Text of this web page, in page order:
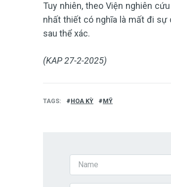
Tuy nhiên, theo Viện nghiên
nhất thiết có nghĩa là mất đi sự
sau thể xác.
(KAP 27-2-2025)
TAGS HOA KỲ MỸ